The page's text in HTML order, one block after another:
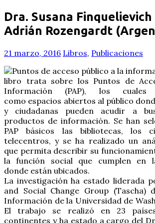
Dra. Susana
Adrián Rozengardt
21 marzo, 2016 Libros, Publicaciones
libro trata sobre los Puntos de
Información (PAP), los cuales
como espacios abiertos al público
y ciudadanas pueden acudir a
productos de información. Se han
PAP básicos las bibliotecas, los
telecentros, y se ha realizado un
que permita describir su
la función social que cumplen en
donde están ubicados.
La investigación ha estado liderada
and Social Change Group (Tascha)
Información de la Universidad de
El trabajo se realizó en 23
continentes y ha estado a cargo del